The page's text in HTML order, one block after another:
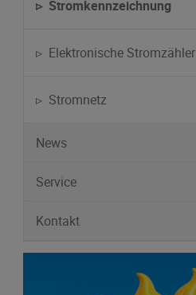
▹ Stromkennzeichnung
▹ Elektronische Stromzähler
▹ Stromnetz
News
Service
Kontakt